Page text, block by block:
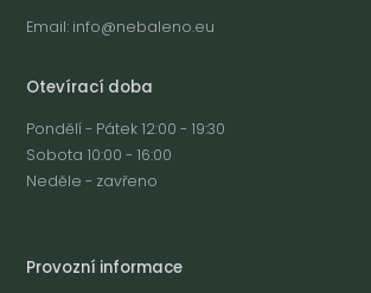
Email: info@nebaleno.eu
Otevírací doba
Pondělí - Pátek 12:00 - 19:30
Sobota 10:00 - 16:00
Neděle - zavřeno
Provozní informace